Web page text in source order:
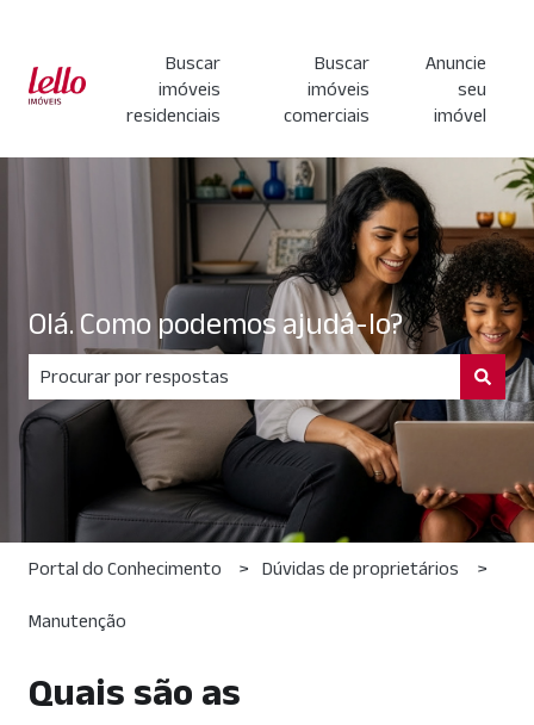
Buscar
imóveis
residenciais
Buscar
imóveis
comerciais
Anuncie
seu
imóvel
Olá. Como podemos ajudá-lo?
Não há sugestões porque o campo de pesquisa está em
Portal do Conhecimento Dúvidas de proprietários
Manutenção
Quais são as